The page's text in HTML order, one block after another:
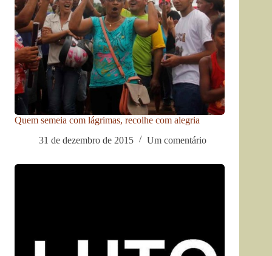
Quem semeia com lágrimas, recolhe com alegria
31 de dezembro de 2015
Um comentário